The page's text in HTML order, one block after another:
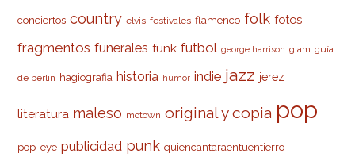
conciertos country elvis festivales flamenco folk fotos
fragmentos funerales funk futbol george harrison glam guía
de berlín hagiografia historia humor indie jazz jerez
literatura maleso motown original y copia pop
pop-eye publicidad punk quiencantaraentuentierro